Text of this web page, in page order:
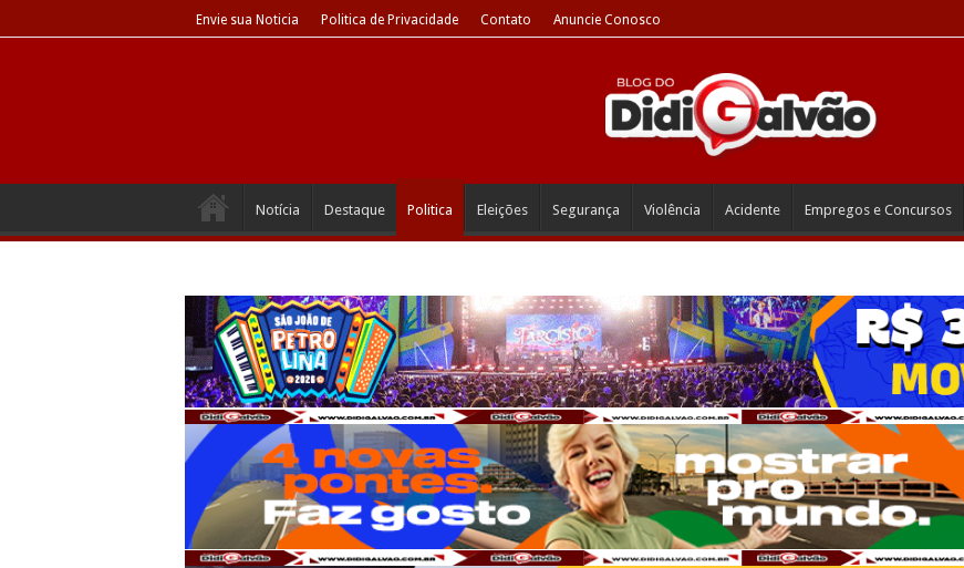
Envie sua Noticia Politica de Privacidade Contato Anuncie Conosco
Notícia Destaque Politica Eleições Segurança Violência Acidente Empregos e Concursos